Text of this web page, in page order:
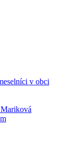
v obci